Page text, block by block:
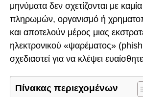
μηνύματα δεν σχετίζονται με
πληρωμών, οργανισμό ή
και αποτελούν μέρος μιας
ηλεκτρονικού «ψαρέματος»
σχεδιαστεί για να κλέψει
Πίνακας περιεχομένων